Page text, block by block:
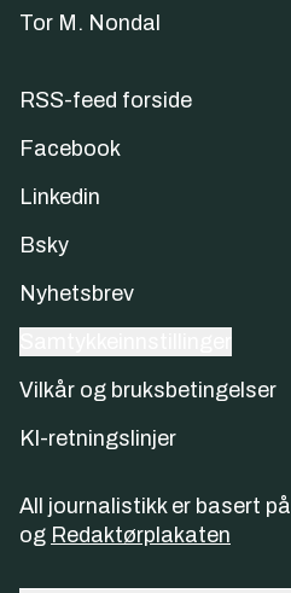
Tor M. Nondal
RSS-feed forside
Facebook
Linkedin
Bsky
Nyhetsbrev
Vilkår og bruksbetingelser
KI-retningslinjer
All journalistikk er basert på
og Redaktørplakaten